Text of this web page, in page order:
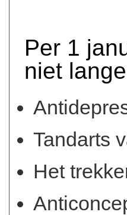
Per 1
niet
Tandarts
Het